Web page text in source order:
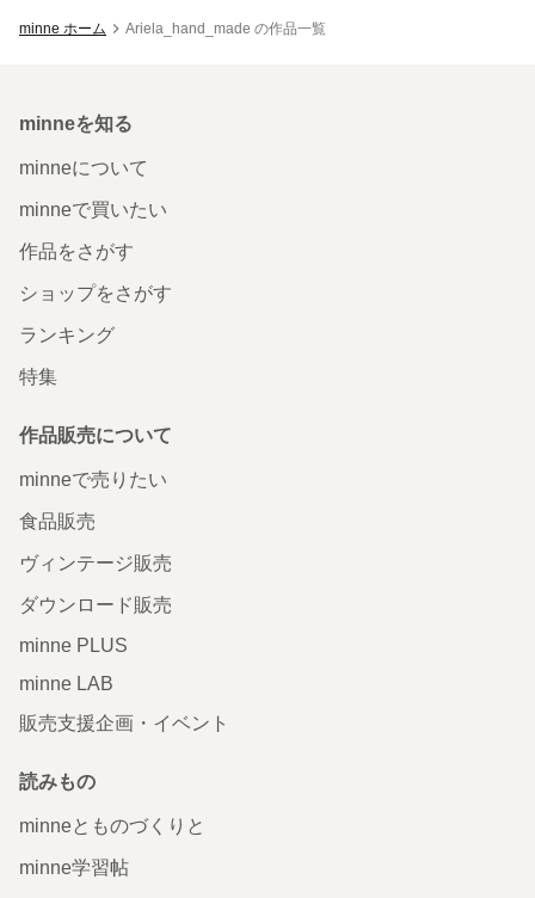
minne ホーム Ariela_hand_made の作品一覧
minneを知る
minneについて
minneで買いたい
作品をさがす
ショップをさがす
ランキング
特集
作品販売について
minneで売りたい
食品販売
ヴィンテージ販売
ダウンロード販売
minne PLUS
minne LAB
販売支援企画・イベント
読みもの
minneとものづくりと
minne学習帖